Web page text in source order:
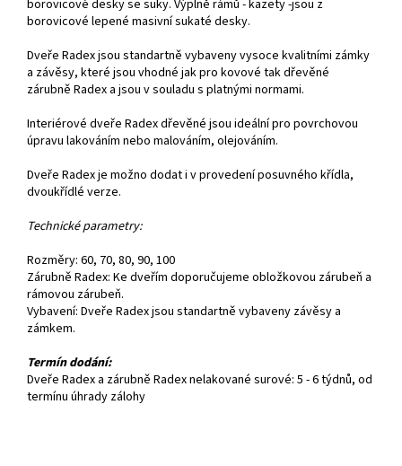
borovicové desky se suky. Výplně rámů - kazety -jsou z
borovicové lepené masivní sukaté desky.
Dveře Radex jsou standartně vybaveny vysoce kvalitními zámky
a závěsy, které jsou vhodné jak pro kovové tak dřevěné
zárubně Radex a jsou v souladu s platnými normami.
Interiérové dveře Radex dřevěné jsou ideální pro povrchovou
úpravu lakováním nebo malováním, olejováním.
Dveře Radex je možno dodat i v provedení posuvného křídla,
dvoukřídlé verze.
Technické parametry:
Rozměry: 60, 70, 80, 90, 100
Zárubně Radex: Ke dveřím doporučujeme obložkovou zárubeň a
rámovou zárubeň.
Vybavení: Dveře Radex jsou standartně vybaveny závěsy a
zámkem.
Termín dodání:
Dveře Radex a zárubně Radex nelakované surové: 5 - 6 týdnů, od
termínu úhrady zálohy